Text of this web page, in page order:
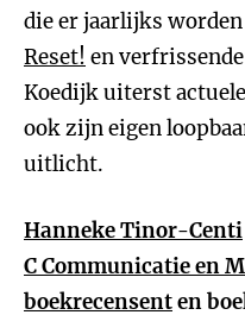
die er jaarlijks
Reset! en
Koedijk uiterst
ook zijn eigen
uitlicht.
Hanneke Tinor-Centi
C Communicatie en
boekrecensenten